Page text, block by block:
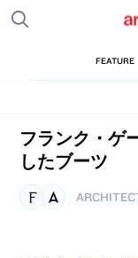
フランク・ゲ
したブーツ